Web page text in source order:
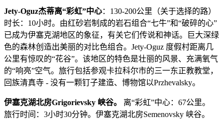
Jety-Oguz杰蒂离“彩虹”中心：130-200公里（关于选择的路）
时长：10小时。由红砂岩制成的岩石组合“七牛”和“破碎的心”
已成为伊塞克湖地区的象征，有关它们传说和神话。巨大深绿
色的森林创造出美丽的对比色组合。Jety-Oguz 度假村距离几
公里有惊叹的“花谷”。该地区的特色是壮丽的风景、充满氧气
的“响亮”空气。旅行包括参观卡拉科尔市的三一东正教教堂，
回族清真寺 - 没有一颗钉子建造、博物馆以Przhevalsky。
伊塞克湖北房Grigorievsky 峡谷。
离“彩虹”中心：67公里。
旅行时间：3小时30分钟。伊塞克湖北房Semenovsky 峡谷。